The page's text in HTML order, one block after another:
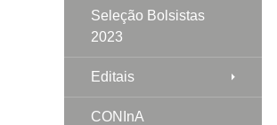
Seleção Bolsistas
2023
Editais
CONInA